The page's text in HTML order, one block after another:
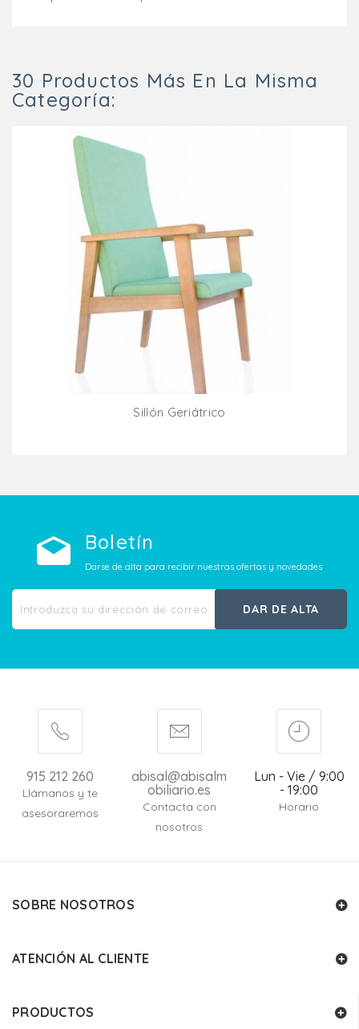
30 Productos Más En La Misma
Categoría:
Sillón Geriátrico
Boletín
Darse de alta para recibir nuestras ofertas y novedades
DAR DE ALTA
915 212 260
Llámanos y te
asesoraremos
abisal@abisalm
obiliario.es
Contacta con
nosotros
Lun - Vie / 9:00
- 19:00
Horario
SOBRE NOSOTROS
ATENCIÓN AL CLIENTE
PRODUCTOS